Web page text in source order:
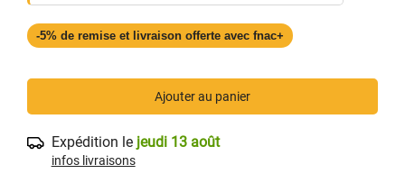
-5% de remise et livraison offerte avec fnac+
Ajouter au panier
Expédition le jeudi 13 août
infos livraisons